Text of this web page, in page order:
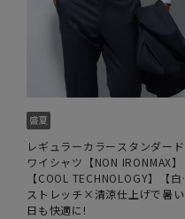
レギュラーカラースタンダード
ワイシャツ【NON IRONMAX】
【COOL TECHNOLOGY】【白
無地】
ストレッチ×清涼仕上げで暑い
日も快適に!